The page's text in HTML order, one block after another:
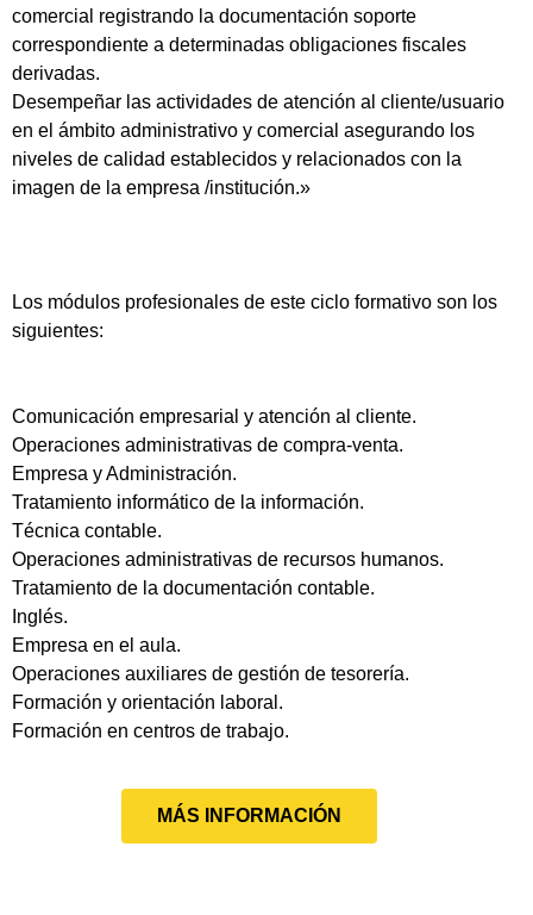
comercial registrando la documentación soporte
correspondiente a determinadas obligaciones fiscales
derivadas.
Desempeñar las actividades de atención al cliente/usuario
en el ámbito administrativo y comercial asegurando los
niveles de calidad establecidos y relacionados con la
imagen de la empresa /institución.»
Los módulos profesionales de este ciclo formativo son los
siguientes:
Comunicación empresarial y atención al cliente.
Operaciones administrativas de compra-venta.
Empresa y Administración.
Tratamiento informático de la información.
Técnica contable.
Operaciones administrativas de recursos humanos.
Tratamiento de la documentación contable.
Inglés.
Empresa en el aula.
Operaciones auxiliares de gestión de tesorería.
Formación y orientación laboral.
Formación en centros de trabajo.
MÁS INFORMACIÓN